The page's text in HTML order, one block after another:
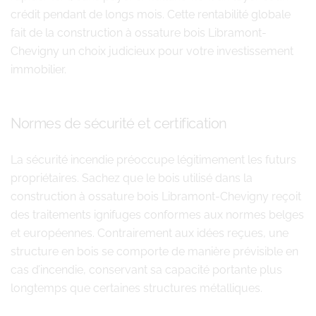
crédit pendant de longs mois. Cette rentabilité globale
fait de la construction à ossature bois Libramont-
Chevigny un choix judicieux pour votre investissement
immobilier.
Normes de sécurité et certification
La sécurité incendie préoccupe légitimement les futurs
propriétaires. Sachez que le bois utilisé dans la
construction à ossature bois Libramont-Chevigny reçoit
des traitements ignifuges conformes aux normes belges
et européennes. Contrairement aux idées reçues, une
structure en bois se comporte de manière prévisible en
cas d’incendie, conservant sa capacité portante plus
longtemps que certaines structures métalliques.